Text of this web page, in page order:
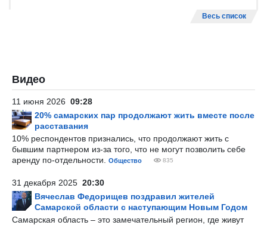
Весь список
Видео
11 июня 2026 09:28
20% самарских пар продолжают жить вместе после
расставания
10% респондентов признались, что продолжают жить с
бывшим партнером из-за того, что не могут позволить себе
аренду по-отдельности.
Общество 835
31 декабря 2025 20:30
Вячеслав Федорищев поздравил жителей
Самарской области с наступающим Новым Годом
Самарская область – это замечательный регион, где живут